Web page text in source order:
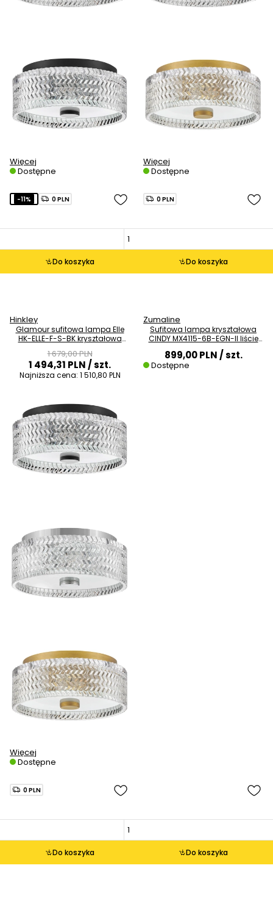
Więcej
Dostępne
Więcej
Dostępne
Do koszyka
-11% 0 PLN
Hinkley
Glamour sufitowa lampa Elle
HK-ELLE-F-S-BK kryształowa
1 679,00 PLN
1 494,31 PLN/ szt.
Najniższa cena: 1 510,80 PLN
Więcej
Dostępne
Do koszyka
0 PLN
Zumaline
Sufitowa lampa kryształowa
CINDY MX4115-6B-EGN-II liście
899,00 PLN/ szt.
Dostępne
Do koszyka
0 PLN
Do koszyka